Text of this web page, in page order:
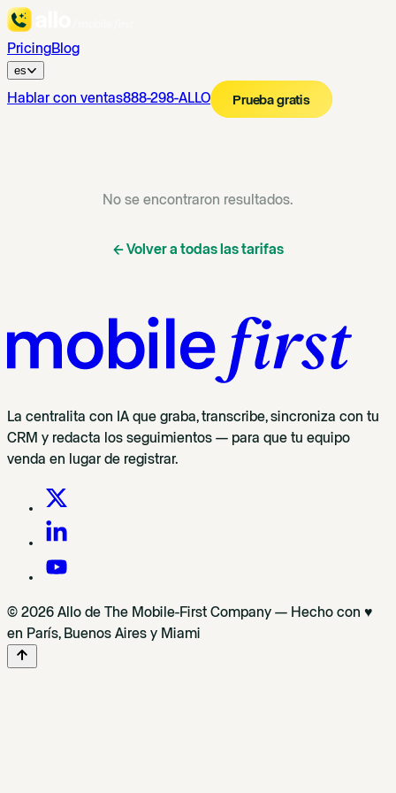
PricingBlog
es
Hablar con ventas888-298-ALLO Prueba gratis
No se encontraron resultados.
←Volver a todas las tarifas
La centralita con IA que graba, transcribe, sincroniza con tu
CRM y redacta los seguimientos — para que tu equipo
venda en lugar de registrar.
© 2026 Allo de The Mobile-First Company — Hecho con ♥
en París, Buenos Aires y Miami